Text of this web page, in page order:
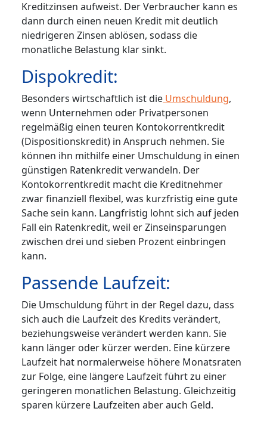
Kreditzinsen aufweist. Der Verbraucher kann es
dann durch einen neuen Kredit mit deutlich
niedrigeren Zinsen ablösen, sodass die
monatliche Belastung klar sinkt.
Dispokredit:
Besonders wirtschaftlich ist die Umschuldung,
wenn Unternehmen oder Privatpersonen
regelmäßig einen teuren Kontokorrentkredit
(Dispositionskredit) in Anspruch nehmen. Sie
können ihn mithilfe einer Umschuldung in einen
günstigen Ratenkredit verwandeln. Der
Kontokorrentkredit macht die Kreditnehmer
zwar finanziell flexibel, was kurzfristig eine gute
Sache sein kann. Langfristig lohnt sich auf jeden
Fall ein Ratenkredit, weil er Zinseinsparungen
zwischen drei und sieben Prozent einbringen
kann.
Passende Laufzeit:
Die Umschuldung führt in der Regel dazu, dass
sich auch die Laufzeit des Kredits verändert,
beziehungsweise verändert werden kann. Sie
kann länger oder kürzer werden. Eine kürzere
Laufzeit hat normalerweise höhere Monatsraten
zur Folge, eine längere Laufzeit führt zu einer
geringeren monatlichen Belastung. Gleichzeitig
sparen kürzere Laufzeiten aber auch Geld.